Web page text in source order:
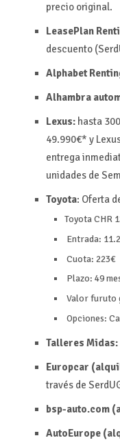
precio original.
LeasePlan
descuento
Alphabet
Alhambra
Lexus:hasta
49.990€* y
entrega
unidades de
Toyota: Oferta
Toyota CHR
Entrada:
Cuota: 223€
Plazo: 49
Valor furuto
Opciones:
Talleres Midas:
Europcar
través de
bsp-auto.com
AutoEurope